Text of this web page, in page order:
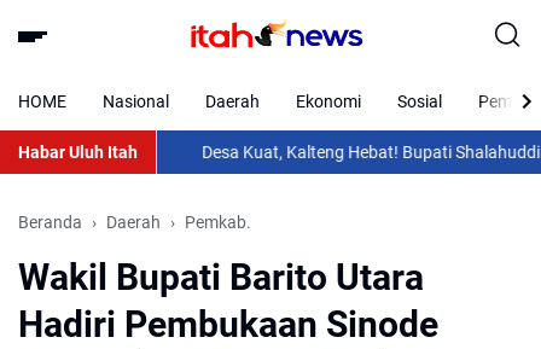
HOME Nasional Daerah Ekonomi Sosial
Habar Uluh Itah Desa Kuat, Kalteng Hebat! Bupati Shalahuddin
Beranda Daerah Pemkab.
Wakil Bupati Barito Utara
Hadiri Pembukaan Sinode